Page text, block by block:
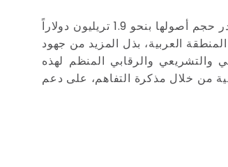
تجدر الاشارة إلى أن صناعة الخدمات المالية الإسلامية على المستوى العالمي، حققت زيادة كبيرة خلال العقود الثلاثة الماضية، حيث يقدر حجم أصولها بنحو 1.9 تريليون دولاراً
في المنطقة العربية، بذل المزيد من جهود
والتشريعي والرقابي المنظم لهذه
من خلال مذكرة التفاهم، على دعم